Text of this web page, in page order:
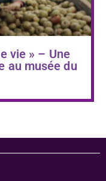
vie » – Une
au musée du